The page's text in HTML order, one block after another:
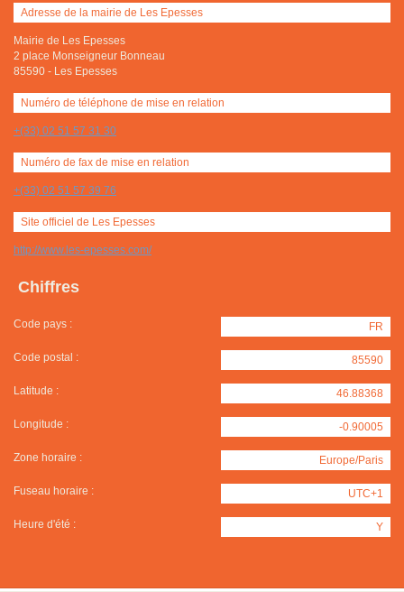
Adresse de la mairie de Les Epesses
Mairie de Les Epesses
2 place Monseigneur Bonneau
85590 - Les Epesses
Numéro de téléphone de mise en relation
+(33) 02 51 57 31 30
Numéro de fax de mise en relation
+(33) 02 51 57 39 76
Site officiel de Les Epesses
http://www.les-epesses.com/
Chiffres
Code pays : FR
Code postal : 85590
Latitude : 46.88368
Longitude : -0.90005
Zone horaire : Europe/Paris
Fuseau horaire : UTC+1
Heure d'été : Y